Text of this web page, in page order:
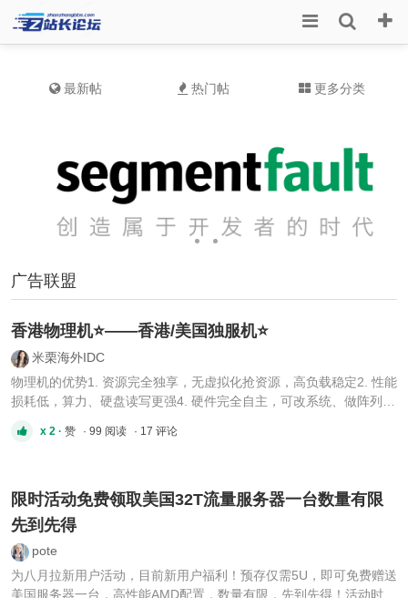
最新帖 热门帖 更多分类
广告联盟
香港物理机⭐️——香港/美国独服机⭐️
米栗海外IDC
物理机的优势1. 资源完全独享，无虚拟化抢资源，高负载稳定2. 性能
损耗低，算力、硬盘读写更强4. 硬件完全自主，可改系统、做阵列、
30M优化 国际100M） 8H/16G/1THDD/15M/2IP
x 2 · 赞 · 99 阅读 · 17 评论
限时活动免费领取美国32T流量服务器一台数量有限
先到先得
pote
为八月拉新用户活动，目前新用户福利！预存仅需5U，即可免费赠送
美国服务器一台，高性能AMD配置，数量有限，先到先得！活动时间